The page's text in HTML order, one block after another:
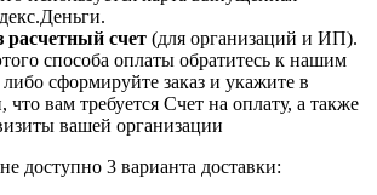
расчетный счет (для организаций и ИП).
способа оплаты обратитесь к нашим
сформируйте заказ и укажите в
что вам требуется Счет на оплату, а также
вашей организации
доступно 3 варианта доставки: